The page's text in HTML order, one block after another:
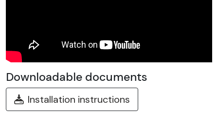
Downloadable documents
Installation instructions